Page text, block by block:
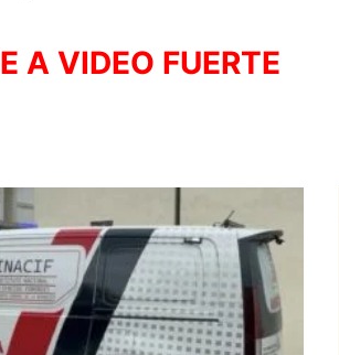
A VIDEO FUERTE